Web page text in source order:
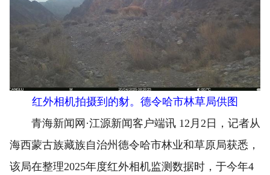
红外相机拍摄到的豺。德令哈市林草局供图
青海新闻网·江源新闻客户端讯 12月2日，记者从
海西蒙古族藏族自治州德令哈市林业和草原局获悉，
该局在整理2025年度红外相机监测数据时，于今年4